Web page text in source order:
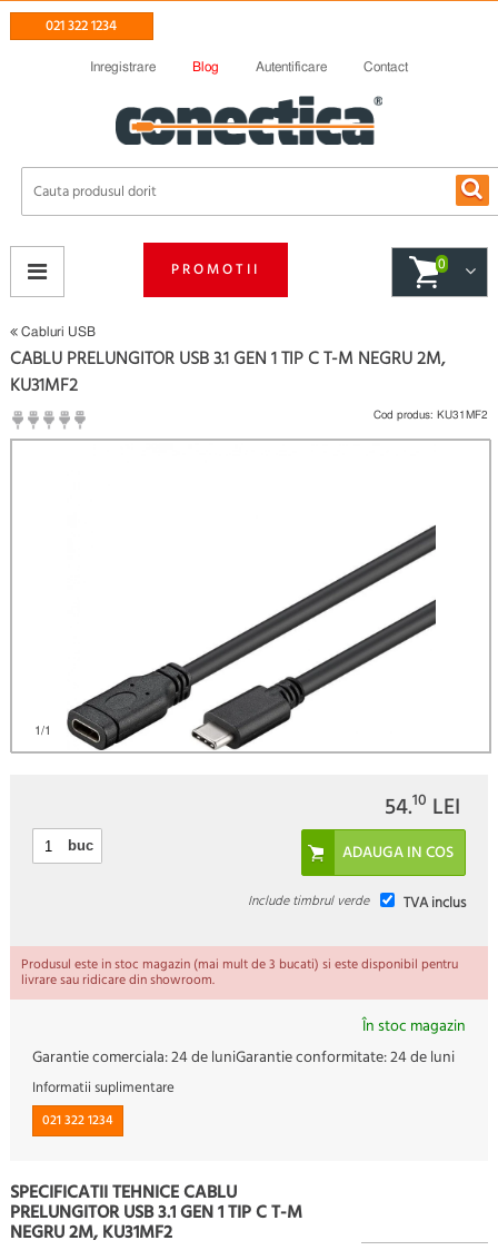
021 322 1234
Inregistrare Blog Autentificare Contact
PROMOTII 0
Cabluri USB
1/1
CABLU PRELUNGITOR USB 3.1 GEN 1 TIP C T-M NEGRU 2M,
KU31MF2
(
Cod produs: KU31MF2
54.10 LEI
buc
TVA inclus
Include timbrul verde
Produsul este in stoc magazin (mai mult de 3 bucati) si este disponibil pentru
livrare sau ridicare din showroom.
În stoc magazin
Garantie comerciala:24 de luniGarantie conformitate:24 de luni
Informatii suplimentare
021 322 1234
SPECIFICATII TEHNICE CABLU
PRELUNGITOR USB 3.1 GEN 1 TIP C T-M
NEGRU 2M, KU31MF2